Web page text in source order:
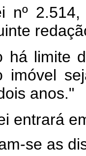
nº
há limite
imóvel
anos."
entrará
se as